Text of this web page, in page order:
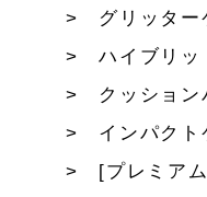
グリッター
ハイブリッ
クッション
インパクト
[プレミア